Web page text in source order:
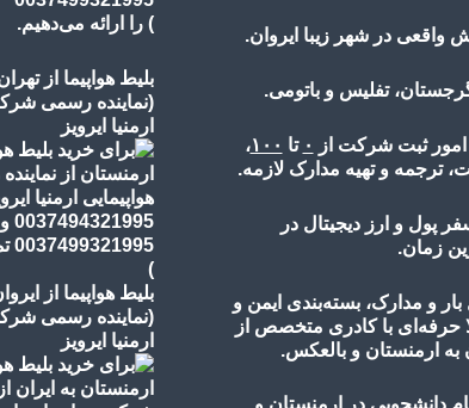
) را ارائه می‌دهیم.
بلیط هواپیما از
(نماینده رسمی
ارمنیا ایرویز
)
بلیط هواپیما از
(نماینده رسمی
ارمنیا ایرویز
واقعی در شهر زیبا ایروان.
تفلیس و باتومی.
امور ثبت شرکت از ۰ تا ۱۰۰،
ترجمه و تهیه مدارک لازمه.
پول و ارز دیجیتال در
زمان.
و مدارک، بسته‌بندی ایمن و
حرفه‌ای با کادری متخصص از
به ارمنستان و بالعکس.